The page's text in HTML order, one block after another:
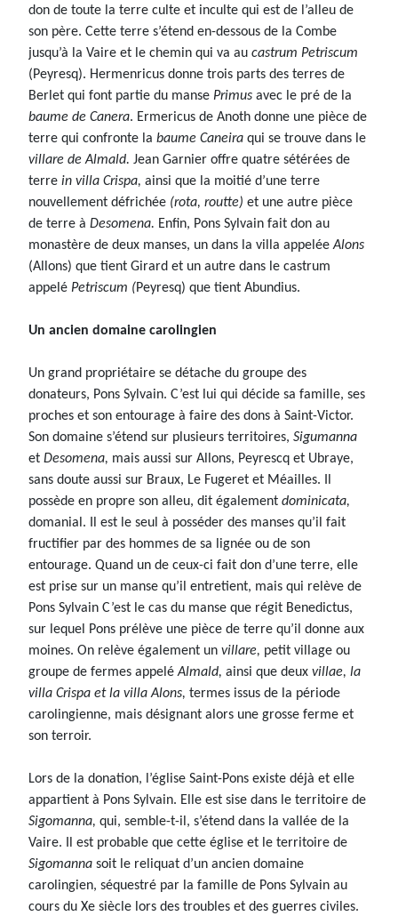
don de toute la terre culte et inculte qui est de l’alleu de
son père. Cette terre s’étend en-dessous de la Combe
jusqu’à la Vaire et le chemin qui va au castrum Petriscum
(Peyresq). Hermenricus donne trois parts des terres de
Berlet qui font partie du manse Primus avec le pré de la
baume de Canera. Ermericus de Anoth donne une pièce de
terre qui confronte la baume Caneira qui se trouve dans le
villare de Almald. Jean Garnier offre quatre sétérées de
terre in villa Crispa, ainsi que la moitié d’une terre
nouvellement défrichée (rota, routte) et une autre pièce
de terre à Desomena. Enfin, Pons Sylvain fait don au
monastère de deux manses, un dans la villa appeléeAlons
(Allons) que tient Girard et un autre dans le castrum
appelé Petriscum (Peyresq) que tient Abundius.
Un ancien domaine carolingien
Un grand propriétaire se détache du groupe des
donateurs, Pons Sylvain. C’est lui qui décide sa famille, ses
proches et son entourage à faire des dons à Saint-Victor.
Son domaine s’étend sur plusieurs territoires, Sigumanna
et Desomena, mais aussi sur Allons, Peyrescq et Ubraye,
sans doute aussi sur Braux, Le Fugeret et Méailles. Il
possède en propre son alleu, dit également dominicata,
domanial. Il est le seul à posséder des manses qu’il fait
fructifier par des hommes de sa lignée ou de son
entourage. Quand un de ceux-ci fait don d’une terre, elle
est prise sur un manse qu’il entretient, mais qui relève de
Pons Sylvain C’est le cas du manse que régit Benedictus,
sur lequel Pons prélève une pièce de terre qu’il donne aux
moines. On relève également un villare, petit village ou
groupe de fermes appeléAlmald, ainsi que deux villae, la
villa Crispa et la villa Alons, termes issus de la période
carolingienne, mais désignant alors une grosse ferme et
son terroir.
Lors de la donation, l’église Saint-Pons existe déjà et elle
appartient à Pons Sylvain. Elle est sise dans le territoire de
Sigomanna, qui, semble-t-il, s’étend dans la vallée de la
Vaire. Il est probable que cette église et le territoire de
Sigomanna soit le reliquat d’un ancien domaine
carolingien, séquestré par la famille de Pons Sylvain au
cours du Xe siècle lors des troubles et des guerres civiles.